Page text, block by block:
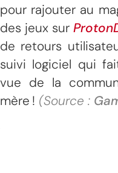
pour rajouter au
des jeux sur
de retours
suivi logiciel qui
vue de la
mère ! (Source :